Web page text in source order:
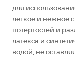
для
легкое и нежное
потертостей и
латекса и
водой, не